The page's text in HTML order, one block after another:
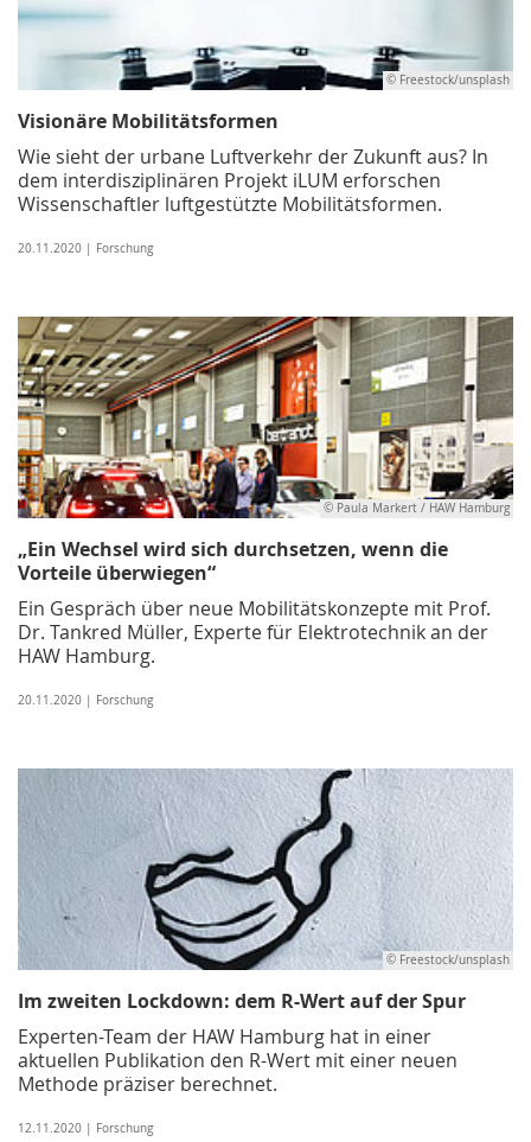
© Freestock/unsplash
Visionäre Mobilitätsformen
Wie sieht der urbane Luftverkehr der Zukunft aus? In
dem interdisziplinären Projekt iLUM erforschen
Wissenschaftler luftgestützte Mobilitätsformen.
20.11.2020 | Forschung
© Paula Markert / HAW Hamburg
„Ein Wechsel wird sich durchsetzen, wenn die
Vorteile überwiegen“
Ein Gespräch über neue Mobilitätskonzepte mit Prof.
Dr. Tankred Müller, Experte für Elektrotechnik an der
HAW Hamburg.
20.11.2020 | Forschung
© Freestock/unsplash
Im zweiten Lockdown: dem R-Wert auf der Spur
Experten-Team der HAW Hamburg hat in einer
aktuellen Publikation den R-Wert mit einer neuen
Methode präziser berechnet.
12.11.2020 | Forschung